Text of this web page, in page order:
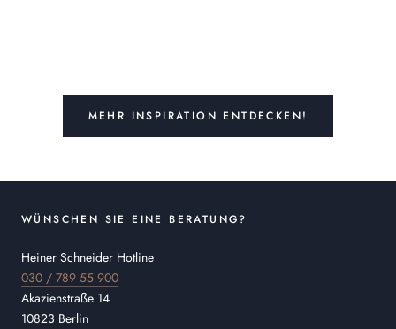
MEHR INSPIRATION ENTDECKEN!
WÜNSCHEN SIE EINE BERATUNG?
Heiner Schneider Hotline
030 / 789 55 900
Akazienstraße 14
10823 Berlin